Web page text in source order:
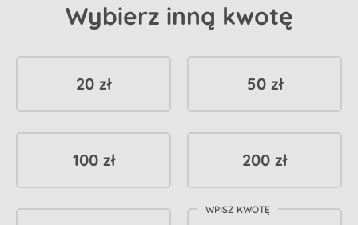
Wybierz inną kwotę
20 zł 50 zł
100 zł 200 zł
WPISZ KWOTĘ